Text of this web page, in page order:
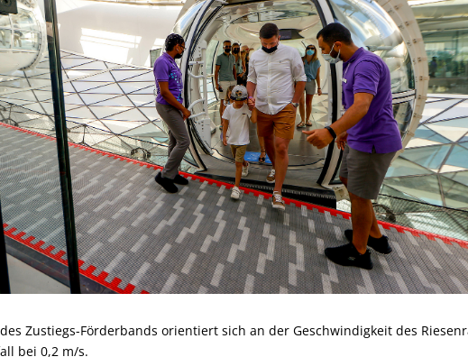
Zustiegs-Förderbands orientiert sich an der Geschwindigkeit des
bei 0,2 m/s.